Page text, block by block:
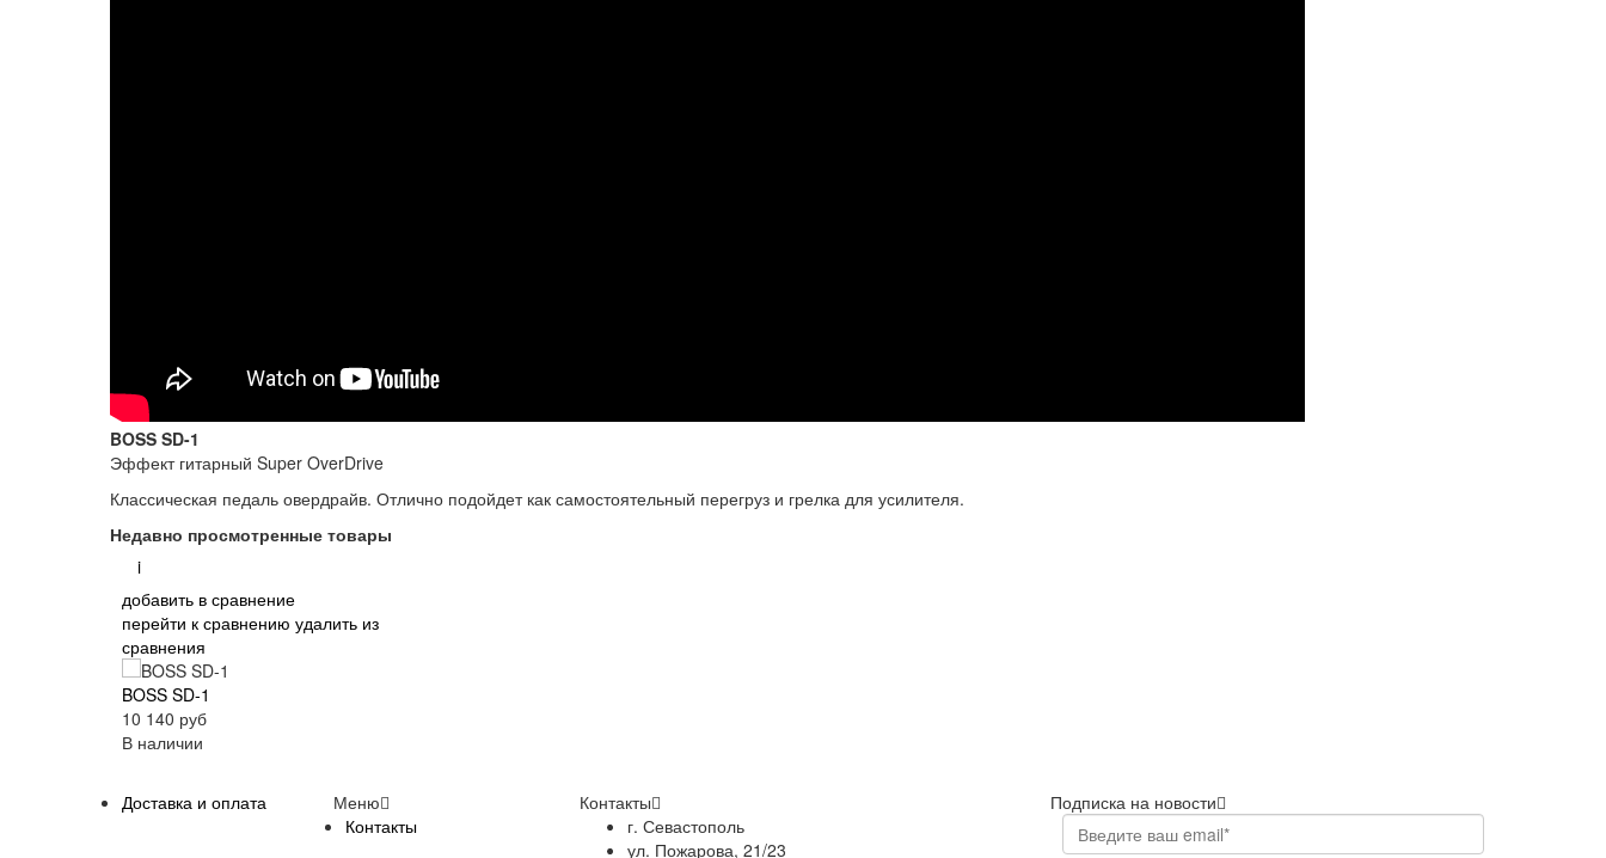
BOSS SD-1
Эффект гитарный Super OverDrive
Классическая педаль овердрайв. Отлично подойдет как самостоятельный перегруз и грелка для усилителя.
Недавно просмотренные товары
i
добавить в сравнение
перейти к сравнению удалить из
сравнения
BOSS SD-1
10 140 руб
В наличии
Меню
Доставка и оплата
Контакты
Контакты
г. Севастополь
ул. Пожарова, 21/23
Подписка на новости